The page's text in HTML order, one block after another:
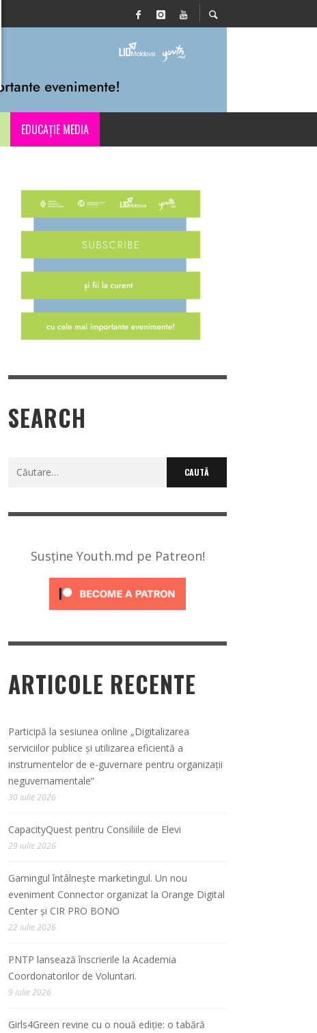
EDUCAȚIE MEDIA
SEARCH
Caută
Susține Youth.md pe Patreon!
ARTICOLE RECENTE
Participă la sesiunea online „Digitalizarea
serviciilor publice și utilizarea eficientă a
instrumentelor de e-guvernare pentru organizații
neguvernamentale”
30 iulie 2026
CapacityQuest pentru Consiliile de Elevi
29 iulie 2026
Gamingul întâlnește marketingul. Un nou
eveniment Connector organizat la Orange Digital
Center și CIR PRO BONO
22 iulie 2026
PNTP lansează înscrierile la Academia
Coordonatorilor de Voluntari.
9 iulie 2026
Girls4Green revine cu o nouă ediție: o tabără